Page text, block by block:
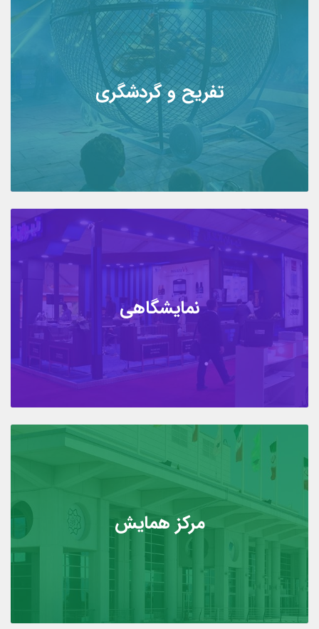
تفریح و گردشگری
نمایشگاهی
مرکز همایش